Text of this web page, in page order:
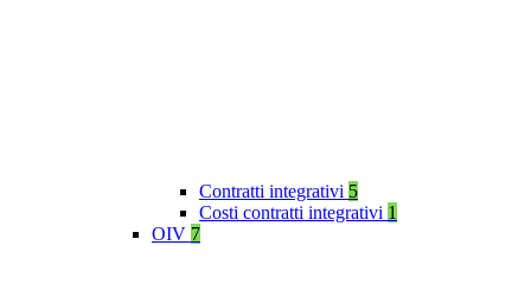
Contratti integrativi 5
Costi contratti integrativi 1
OIV 7